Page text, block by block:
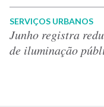
SERVIÇOS URBANOS
Junho registra
de iluminação